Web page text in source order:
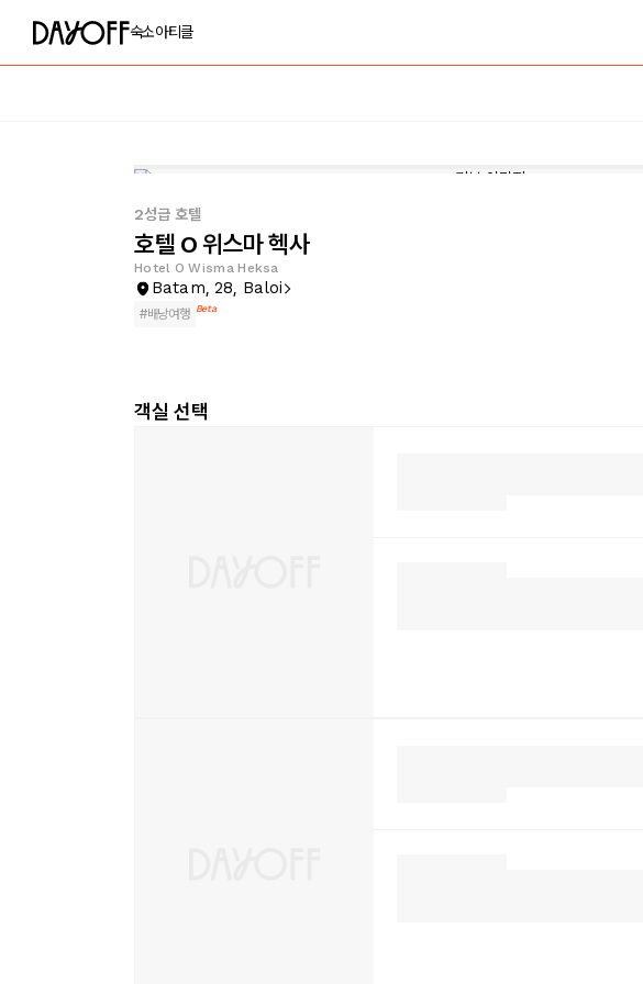
숙소아티클
2성급 호텔
호텔 O 위스마 헥사
Hotel O Wisma Heksa
Batam, 28, Baloi
#배낭여행 Beta
객실 선택